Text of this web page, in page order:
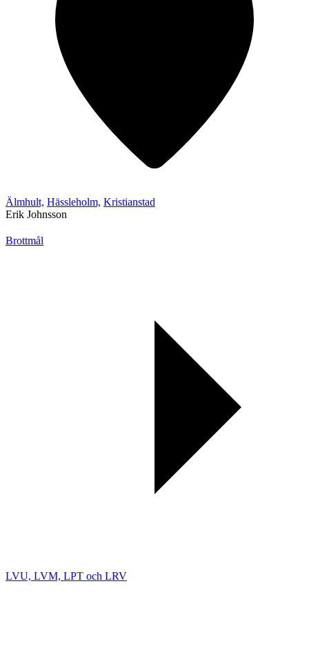
Älmhult, Hässleholm, Kristianstad
Erik Johnsson
Brottmål
LVU, LVM, LPT och LRV